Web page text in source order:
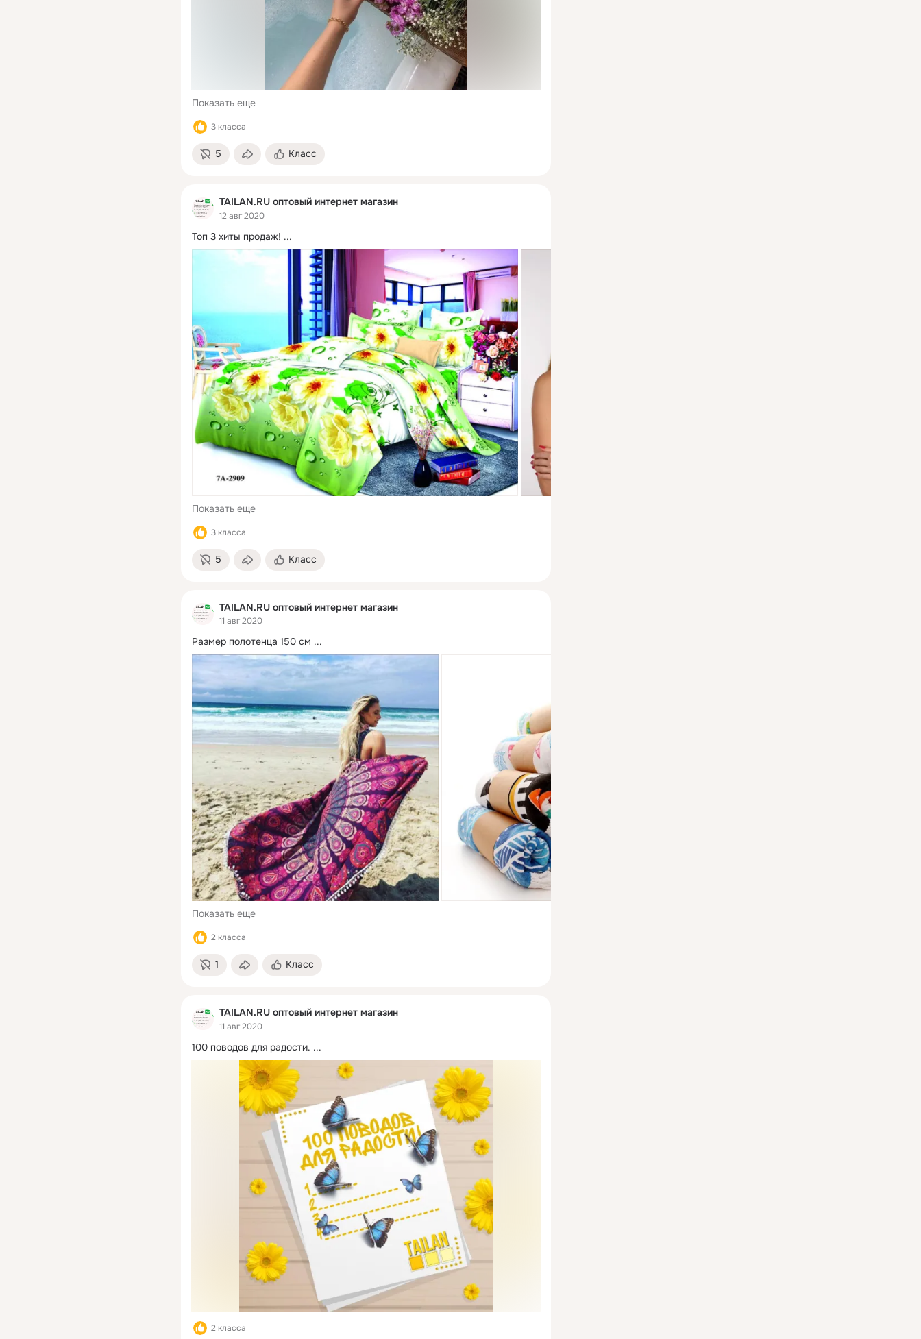
Показать еще
3 класса
5 Класс
TAILAN.RU оптовый интернет магазин
12 авг 2020
Топ 3 хиты продаж! ...
Показать еще
3 класса
5 Класс
TAILAN.RU оптовый интернет магазин
11 авг 2020
Размер полотенца 150 см ...
Показать еще
2 класса
1 Класс
TAILAN.RU оптовый интернет магазин
11 авг 2020
100 поводов для радости. ...
2 класса